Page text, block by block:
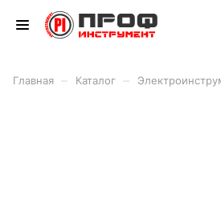
Главная Каталог